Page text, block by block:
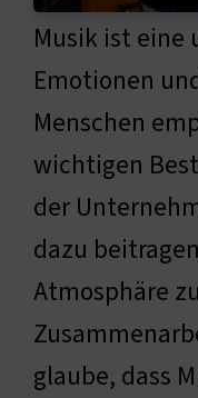
Musik ist eine
Emotionen
Menschen
wichtigen
der
dazu
Atmosphäre
glaube, dass